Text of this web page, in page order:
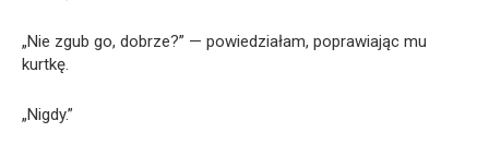
„Nie zgub go, dobrze?” — powiedziałam, poprawiając mu
kurtkę.
„Nigdy.”